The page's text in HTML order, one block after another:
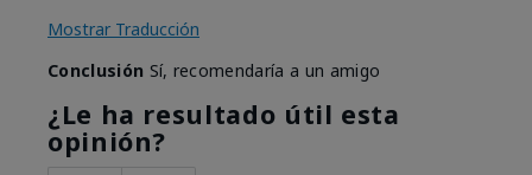
Mostrar Traducción
Conclusión Sí, recomendaría a un amigo
¿Le ha resultado útil esta
opinión?